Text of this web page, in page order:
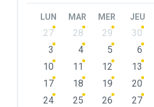
LUN MAR MER JEU
Skip
calendar
27 28 29 30
3
4 5 6
10
11 12 13
17
18 19 20
24
25 26 27